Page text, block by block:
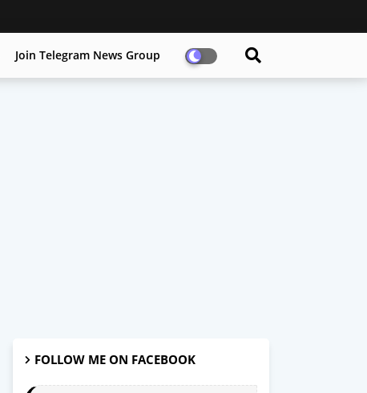
Join Telegram News Group
FOLLOW ME ON FACEBOOK